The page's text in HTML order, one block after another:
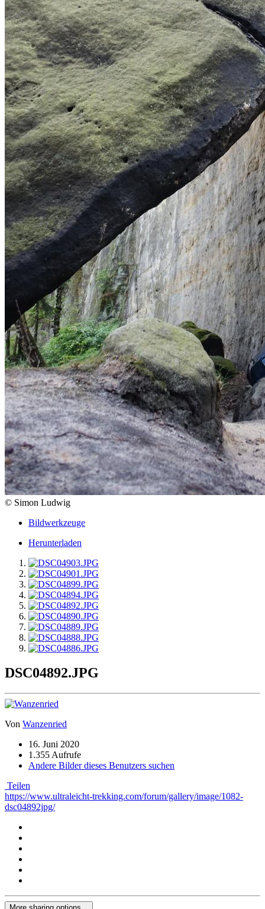
© Simon Ludwig
Bildwerkzeuge
Herunterladen
DSC04892.JPG
Von Wanzenried
16. Juni 2020
1.355 Aufrufe
Andere Bilder dieses Benutzers suchen
Teilen
https://www.ultraleicht-trekking.com/forum/gallery/image/1082-
dsc04892jpg/